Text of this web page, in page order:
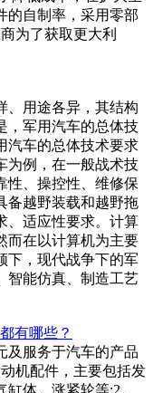
自制率，采用零部
商为了获取更大利
、用途各异，其结构
，军用汽车的总体技
用汽车的总体技术要求
，在一般战术技
、操控性、维修保
备越野装载和越野拖
、适应性要求。计算
而在以计算机为主要
，现代战争下的军
能仿真、制造工艺
些？
及服务于汽车的产品
动机配件，主要包括发
缸体、涨紧轮等;2、